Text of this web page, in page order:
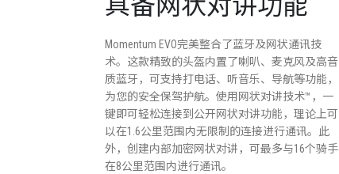
Momentum EVO完美整合了蓝牙及网状通讯技
术。这款精致的头盔内置了喇叭、麦克风及高音
质蓝牙，可支持打电话、听音乐、导航等功能，
为您的安全保驾护航。使用网状对讲技术™，一
键即可轻松连接到公开网状对讲功能，理论上可
以在1.6公里范围内无限制的连接进行通讯。此
外，创建内部加密网状对讲，可最多与16个骑手
在8公里范围内进行通讯。